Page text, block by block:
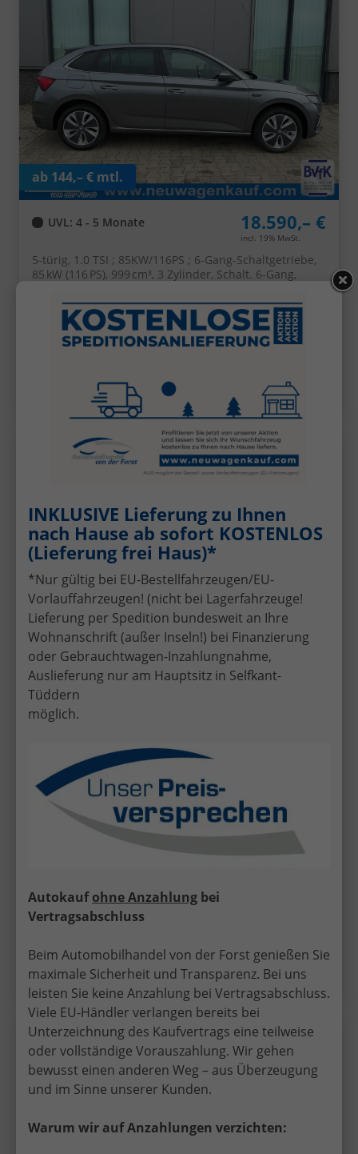
UVL: 4 - 5 Monate 18.590,– €
incl. 19% MwSt.
ab 144,– € mtl.
5-türig, 1.0 TSI ; 85KW/116PS ; 6-Gang-Schaltgetriebe,
85 kW (116 PS), 999 cm³, 3 Zylinder, Schalt. 6-Gang,
Kraftstoffverbrauch kombiniert 5,6 l/100km (WLTP),
CO₂-Emission kombiniert 127.00 g/km (WLTP), CO₂-
Klasse D, Garantieleistung: Fahrzeuggarantie vom
Hersteller, Fahrzeugnr.: 28087
Skoda Scala Wir rufen Sie an!
PDF-Datei,
"Top Selection" (1) LIEFERUNG KOSTENLOS! Angebot f.
Menschen mit Behinderung ab 50 %! 1.0 TSI 115PS,
16"-Leichtmetallräder, Climatronic, Verlängerte
Heckscheibe, SunSet, Parksensoren hinten, Winter-
Paket, M-Lederlenkrad beheizt, LED-Scheinwerfer,
Tempomat, Virtual Cockpit, Radio 8", SmartLink,
UVL: 4 - 5 Monate 18.990,– €
incl. 19% MwSt.
ab 148,– € mtl.
5-türig, 1.0 TSI ; 85KW/115PS ; 6-Gang-Schaltgetriebe,
85 kW (116 PS), 999 cm³, 3 Zylinder, Schalt. 6-Gang,
Kraftstoffverbrauch kombiniert 5,6 l/100km (WLTP),
CO₂-Emission kombiniert 127.00 g/km (WLTP), CO₂-
Klasse D, Garantieleistung: Fahrzeuggarantie vom
Details
Skoda Scala Wir rufen Sie an!
"Sondermodell EXTRA" (2) LIEFERUNG KOSTENLOS &
Alu, Parksensoren hinten, Rückfahrkamera,
Sitzheizung, Climatronic, SunSet, Tempomat, Radio 8"
INKLUSIVE Lieferung zu Ihnen
nach Hause ab sofort KOSTENLOS
(Lieferung frei Haus)*
*Nur gültig bei EU-Bestellfahrzeugen/EU-
Vorlauffahrzeugen! (nicht bei Lagerfahrzeuge!
Lieferung per Spedition bundesweit an Ihre
Wohnanschrift (außer Inseln!) bei Finanzierung
oder Gebrauchtwagen-Inzahlungnahme,
Auslieferung nur am Hauptsitz in Selfkant-
Tüddern
möglich.
Autokaufohne Anzahlung bei
Vertragsabschluss
Beim Automobilhandel von der Forst genießen Sie
maximale Sicherheit und Transparenz. Bei uns
leisten Sie keine Anzahlung bei Vertragsabschluss.
Viele EU-Händler verlangen bereits bei
Unterzeichnung des Kaufvertrags eine teilweise
oder vollständige Vorauszahlung. Wir gehen
bewusst einen anderen Weg – aus Überzeugung
und im Sinne unserer Kunden.
Warum wir auf Anzahlungen verzichten: